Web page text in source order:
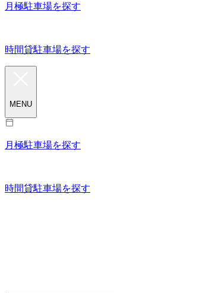
月極駐車場を探す
時間貸駐車場を探す
MENU
月極駐車場を探す
時間貸駐車場を探す